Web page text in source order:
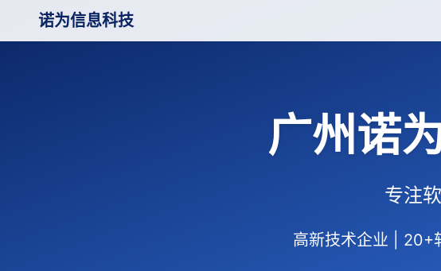
诺为信息科技
广州诺
专注
高新技术企业 | 20+